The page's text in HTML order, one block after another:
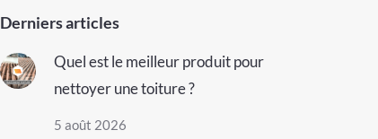
Derniers articles
Quel est le meilleur produit pour
nettoyer une toiture ?
5 août 2026